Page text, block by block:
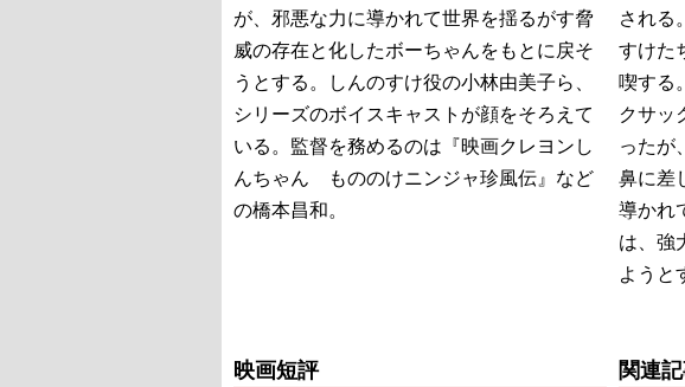
が、邪悪な力に導かれて世界を揺るがす脅
威の存在と化したボーちゃんをもとに戻そ
うとする。しんのすけ役の小林由美子ら、
シリーズのボイスキャストが顔をそろえて
いる。監督を務めるのは『映画クレヨンし
んちゃん もののけニンジャ珍風伝』など
の橋本昌和。
される
すけた
喫する
クサッ
ったが
鼻に差
導かれ
は、強
ようと
映画短評 関連